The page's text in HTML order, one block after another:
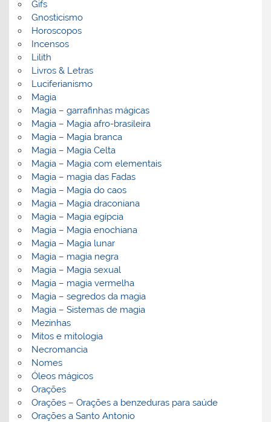
Gifs
Gnosticismo
Horoscopos
Incensos
Lilith
Livros & Letras
Luciferianismo
Magia
Magia – garrafinhas mágicas
Magia – Magia afro-brasileira
Magia – Magia branca
Magia – Magia Celta
Magia – Magia com elementais
Magia – magia das Fadas
Magia – Magia do caos
Magia – Magia draconiana
Magia – Magia egípcia
Magia – Magia enochiana
Magia – Magia lunar
Magia – magia negra
Magia – Magia sexual
Magia – magia vermelha
Magia – segredos da magia
Magia – Sistemas de magia
Mezinhas
Mitos e mitologia
Necromancia
Nomes
Óleos mágicos
Orações
Orações – Orações a benzeduras para saúde
Orações a Santo Antonio